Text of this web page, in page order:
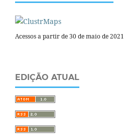
Acessos a partir de 30 de maio de 2021
EDIÇÃO ATUAL